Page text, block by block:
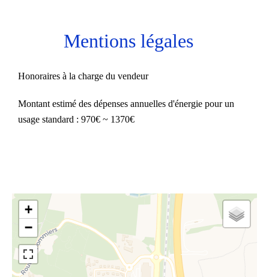
Mentions légales
Honoraires à la charge du vendeur
Montant estimé des dépenses annuelles d'énergie pour un
usage standard : 970€ ~ 1370€
+
−